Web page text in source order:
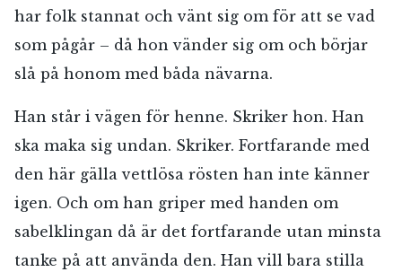
har folk stannat och vänt sig om för att se vad
som pågår – då hon vänder sig om och börjar
slå på honom med båda nävarna.
Han står i vägen för henne. Skriker hon. Han
ska maka sig undan. Skriker. Fortfarande med
den här gälla vettlösa rösten han inte känner
igen. Och om han griper med handen om
sabelklingan då är det fortfarande utan minsta
tanke på att använda den. Han vill bara stilla